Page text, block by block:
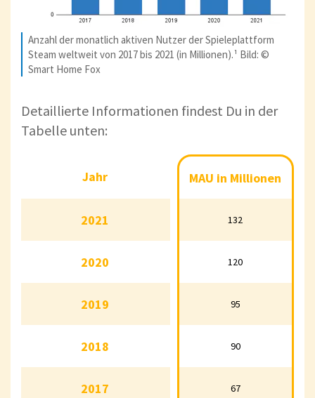
Anzahl der monatlich aktiven Nutzer der Spieleplattform
Steam weltweit von 2017 bis 2021 (in Millionen).¹ Bild: ©
Smart Home Fox
Detaillierte Informationen findest Du in der
Tabelle unten:
MAU in Millionen
132
120
95
90
67
MAU in Millionen
132
120
95
90
67
Jahr
2021
2020
2019
2018
2017